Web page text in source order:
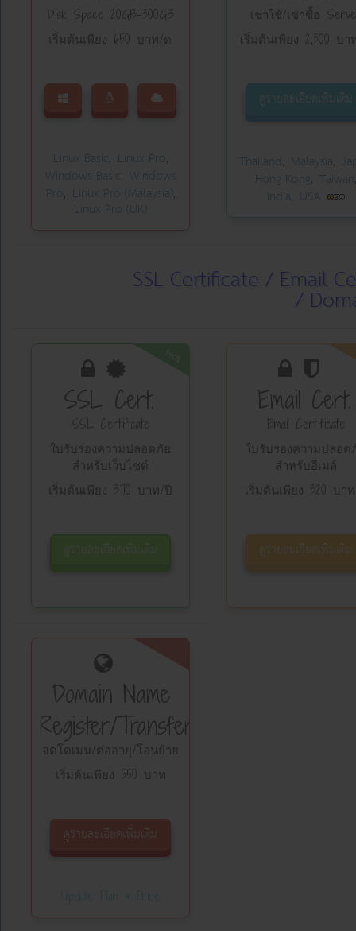
Disk Space 20GB-300GB
เริ่มต้นเพียง 650 บาท/ด.
Linux Basic, Linux Pro,
Windows Basic, Windows
Pro, Linux Pro (Malaysia) ,
Linux Pro (UK)
เช่าใช้/เช่าซื้อ
เริ่มต้นเพียง 2,300 บา
ดูรายละเอียดเพิ่มเติม
Thailand , Malaysia,
Hong Kong, Taiwan,
India, USA
SSL Certificate / Email
/
SSL Cert.
SSL Certificate
ใบรับรองความปลอดภัย
สำหรับเว็บไซต์
เริ่มต้นเพียง 370 บาท/ปี
ดูรายละเอียดเพิ่มเติม
Email Cert.
Email Certificate
ใบรับรองความปลอด
สำหรับอีเมล์
เริ่มต้นเพียง 320 บา
ดูรายละเอียดเพิ่มเติม
Domain Name
Register/Transfer
จดโดเมน/ต่ออายุ/โอนย้าย
เริ่มต้นเพียง 550 บาท
ดูรายละเอียดเพิ่มเติม